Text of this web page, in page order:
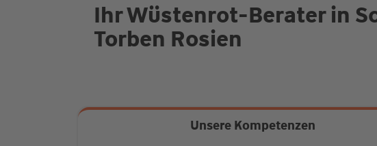
Ihr Wüstenrot-Berater in
Torben Rosien
Unsere Kompetenzen